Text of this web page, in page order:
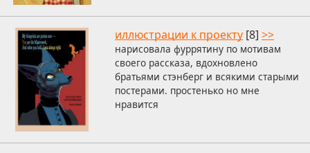
иллюстрации к проекту [8] >>
нарисовала фуррятину по мотивам
своего рассказа, вдохновлено
братьями стэнберг и всякими старыми
постерами. простенько но мне
нравится